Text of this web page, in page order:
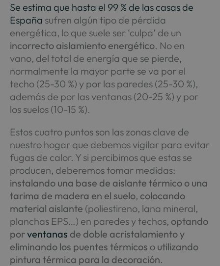
Se estima que hasta el 99 % de las casas de
España sufren algún tipo de pérdida
energética, lo que suele ser ‘culpa’ de un
incorrecto aislamiento energético. No en
vano, del total de energía que se pierde,
normalmente la mayor parte se va por el
techo (25-30 %) y por las paredes (25-30 %),
además de por las ventanas (20-25 %) y por
los suelos (10-15 %).
Estos cuatro puntos son las zonas clave de
nuestro hogar que debemos vigilar para evitar
fugas de calor. Y si percibimos que estas se
producen, deberemos tomar medidas:
instalando una base de aislante térmico o una
tarima de madera en el suelo, colocando
material aislante (poliestireno, lana mineral,
planchas EPS…) en paredes y techos, optando
porventanas de doble acristalamiento y
eliminando los puentes térmicos o utilizando
pintura térmica para la decoración.